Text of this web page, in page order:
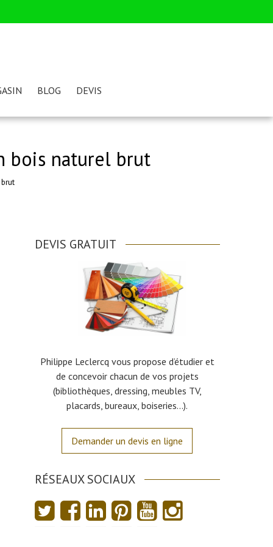
BLOG DEVIS
bois naturel brut
DEVIS GRATUIT
Philippe Leclercq vous propose d’étudier et
de concevoir chacun de vos projets
(bibliothèques, dressing, meubles TV,
placards, bureaux, boiseries…).
Demander un devis en ligne
RÉSEAUX SOCIAUX